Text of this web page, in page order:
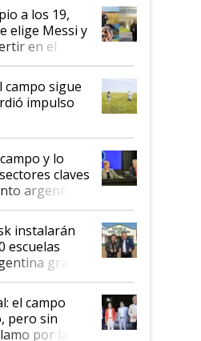
a los 19,
elige Messi y
en el
como "darle
droga":
el libertario
crisis salió
campo sigue
impulso
y lo
claves
argentino
instalarán
escuelas
gracias
Starlink
el campo
pero sin
por las